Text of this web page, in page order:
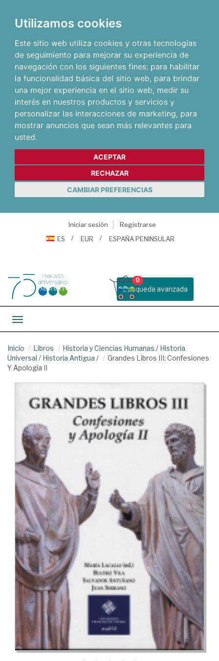
Utilizamos cookies
Este sitio web utiliza cookies y otras tecnologías
de seguimiento para mejorar su experiencia de
navegación con los siguientes fines: para habilitar
la funcionalidad básica del sitio web, para brindar
una mejor experiencia en el sitio web, medir su
interés en nuestros productos y servicios y
personalizar las interacciones de marketing, para
mostrar anuncios que sean más relevantes para
usted.
ACEPTAR
RECHAZAR
CAMBIAR PREFERENCIAS
Iniciar sesión
Registrarse
ES
EUR ESPAÑA PENINSULAR
Busqueda avanzada
0
Toggle navigation
Inicio Libros Historia y Ciencias Humanas / Historia
Universal / Historia Antigua /
Grandes Libros III: Confesiones
Y Apología II